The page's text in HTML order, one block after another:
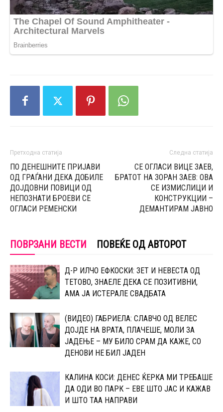
Претходна статија
ПО ДЕНЕШНИТЕ ПРИЈАВИ
ОД ГРАЃАНИ ДЕКА ДОБИЛЕ
ДОЈДОВНИ ПОВИЦИ ОД
НЕПОЗНАТИ БРОЕВИ СЕ
ОГЛАСИ РЕМЕНСКИ
Следна статија
СЕ ОГЛАСИ ВИЦЕ ЗАЕВ,
БРАТОТ НА ЗОРАН ЗАЕВ: OВА
СЕ ИЗМИСЛИЦИ И
КОНСТРУКЦИИ –
ДЕМАНТИРАМ ЈАВНО
ПОВРЗАНИ ВЕСТИ ПОВЕЌЕ ОД АВТОРОТ
Д-Р ИЛЧО ЕФКОСКИ: ЗЕТ И НЕВЕСТА ОД
ТЕТОВО, ЗНАЕЛЕ ДЕКА СЕ ПОЗИТИВНИ,
АМА ЈА ИСТЕРАЛЕ СВАДБАТА
(ВИДЕО) ГАБРИЕЛА: СЛАВЧО ОД ВЕЛЕС
ДОЈДЕ НА ВРАТА, ПЛАЧЕШЕ, МОЛИ ЗА
ЈАДЕЊЕ – МУ БИЛО СРАМ ДА КАЖЕ, СО
ДЕНОВИ НЕ БИЛ ЈАДЕН
КАЛИНА КОСИ: ДЕНЕС ЌЕРКА МИ ТРЕБАШЕ
ДА ОДИ ВО ПАРК – ЕВЕ ШТО ЈАС И КАЖАВ
И ШТО ТАА НАПРАВИ